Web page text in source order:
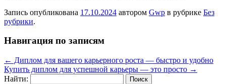
Запись опубликована 17.10.2024 автором Gwp в рубрике Без
рубрики.
Навигация по записям
← Диплом для вашего карьерного роста — быстро и удобно
Купить диплом для успешной карьеры — это просто →
Найти: